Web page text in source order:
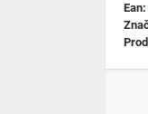
Ean: